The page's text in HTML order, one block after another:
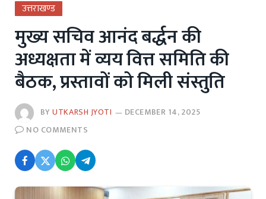
उत्तराखण्ड
मुख्य सचिव आनंद बर्द्धन की
अध्यक्षता में व्यय वित्त समिति की
बैठक, प्रस्तावों को मिली संस्तुति
BYUTKARSH JYOTI
DECEMBER 14, 2025
NO COMMENTS